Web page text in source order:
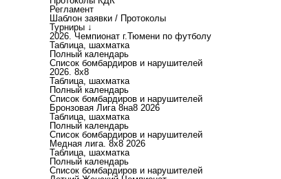
Регламент
Шаблон заявки / Протоколы
Турниры ↓
2026. Чемпионат г.Тюмени по футболу
Таблица, шахматка
Полный календарь
Список бомбардиров и нарушителей
2026. 8х8
Таблица, шахматка
Полный календарь
Список бомбардиров и нарушителей
Бронзовая Лига 8на8 2026
Таблица, шахматка
Полный календарь
Список бомбардиров и нарушителей
Медная лига. 8x8 2026
Таблица, шахматка
Полный календарь
Список бомбардиров и нарушителей